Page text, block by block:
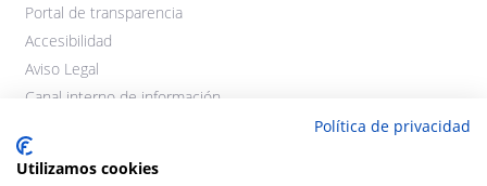
Portal de transparencia
Accesibilidad
Aviso Legal
Canal interno de información
Política de privacidad
Utilizamos cookies